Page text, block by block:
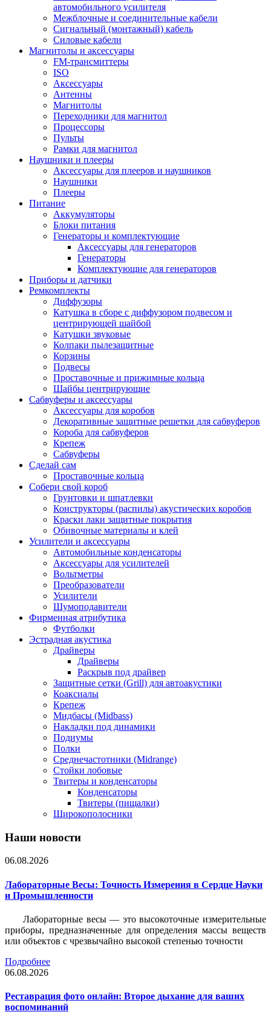
автомобильного усилителя
Межблочные и соединительные кабели
Сигнальный (монтажный) кабель
Силовые кабели
Магнитолы и аксессуары
FM-трансмиттеры
ISO
Аксессуары
Антенны
Магнитолы
Переходники для магнитол
Процессоры
Пульты
Рамки для магнитол
Наушники и плееры
Аксессуары для плееров и наушников
Наушники
Плееры
Питание
Аккумуляторы
Блоки питания
Генераторы и комплектующие
Аксессуары для генераторов
Генераторы
Комплектующие для генераторов
Приборы и датчики
Ремкомплекты
Диффузоры
Катушка в сборе с диффузором подвесом и
центрирующей шайбой
Катушки звуковые
Колпаки пылезащитные
Корзины
Подвесы
Проставочные и прижимные кольца
Шайбы центрирующие
Сабвуферы и аксессуары
Аксессуары для коробов
Декоративные защитные решетки для сабвуферов
Короба для сабвуферов
Крепеж
Сабвуферы
Сделай сам
Проставочные кольца
Собери свой короб
Грунтовки и шпатлевки
Конструкторы (распилы) акустических коробов
Краски лаки защитные покрытия
Обивочные материалы и клей
Усилители и аксессуары
Автомобильные конденсаторы
Аксессуары для усилителей
Вольтметры
Преобразователи
Усилители
Шумоподавители
Фирменная атрибутика
Футболки
Эстрадная акустика
Драйверы
Драйверы
Раскрыв под драйвер
Защитные сетки (Grill) для автоакустики
Коаксиалы
Крепеж
Мидбасы (Midbass)
Накладки под динамики
Подиумы
Полки
Среднечастотники (Midrange)
Стойки лобовые
Твитеры и конденсаторы
Конденсаторы
Твитеры (пищалки)
Широкополосники
Наши новости
06.08.2026
Лабораторные Весы: Точность Измерения в Сердце Науки
и Промышленности
Лабораторные весы — это высокоточные измерительные
приборы, предназначенные для определения массы веществ
или объектов с чрезвычайно высокой степенью точности
Подробнее
06.08.2026
Реставрация фото онлайн: Второе дыхание для ваших
воспоминаний